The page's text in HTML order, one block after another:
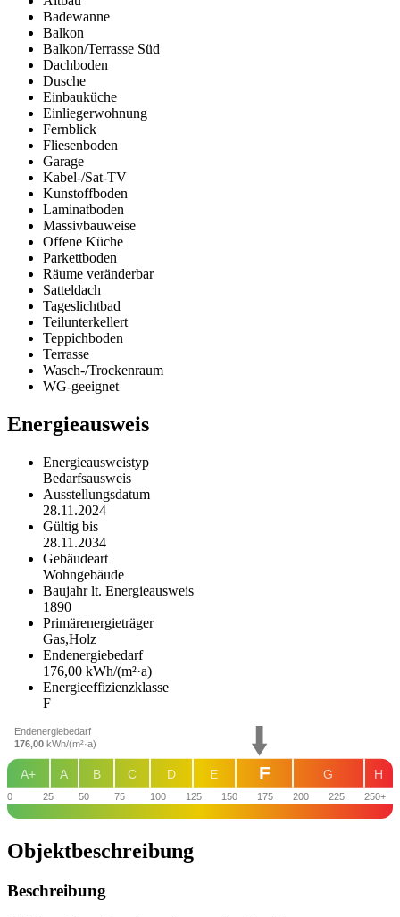
Badewanne
Balkon
Balkon/Terrasse Süd
Dachboden
Dusche
Einbauküche
Einliegerwohnung
Fernblick
Fliesenboden
Garage
Kabel-/Sat-TV
Kunstoffboden
Laminatboden
Massivbauweise
Offene Küche
Parkettboden
Räume veränderbar
Satteldach
Tageslichtbad
Teilunterkellert
Teppichboden
Terrasse
Wasch-/Trockenraum
WG-geeignet
Energieausweis
Energieausweistyp
Bedarfs­ausweis
Ausstellungsdatum
28.11.2024
Gültig bis
28.11.2034
Gebäudeart
Wohngebäude
Baujahr lt. Energieausweis
1890
Primärenergieträger
Gas,Holz
Endenergie­bedarf
176,00 kWh/(m²·a)
Energie­effizienz­klasse
F
0 25 50 75 100 125 150 175 200 225 250+
H
G
E
D
C
B
A
A+ F
Endenergiebedarf
176,00 kWh/(m²·a)
Objekt­beschreibung
Beschreibung